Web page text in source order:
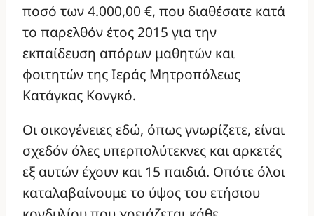
ποσό των 4.000,00 €, που διαθέσατε κατά
το παρελθόν έτος 2015 για την
εκπαίδευση απόρων μαθητών και
φοιτητών της Ιεράς Μητροπόλεως
Κατάγκας Κονγκό.
Οι οικογένειες εδώ, όπως γνωρίζετε, είναι
σχεδόν όλες υπερπολύτεκνες και αρκετές
εξ αυτών έχουν και 15 παιδιά. Οπότε όλοι
καταλαβαίνουμε το ύψος του ετήσιου